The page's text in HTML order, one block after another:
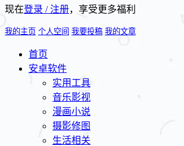
现在登录 / 注册，享受更多福利
我的主页 个人空间 我要投稿 我的文章
首页
安卓软件
实用工具
音乐影视
漫画小说
摄影修图
生活相关